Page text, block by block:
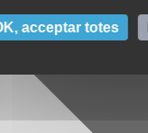
acceptar totes